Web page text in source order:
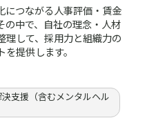
につながる人事評価・賃金
の中で、自社の理念・人材
理して、採用力と組織力の
提供します。
支援（含むメンタルヘル